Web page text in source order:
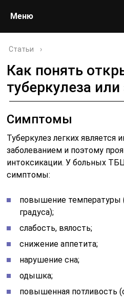
Меню
Статьи ›
Как понять
туберкулеза
Симптомы
Туберкулез легких
заболеванием и поэтому
интоксикации. У больных
симптомы:
повышение температуры
градуса);
слабость, вялость;
снижение аппетита;
нарушение сна;
одышка;
повышенная потливость